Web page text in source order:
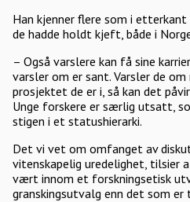
Han kjenner flere som i etterkant
de hadde holdt kjeft, både i
– Også varslere kan få sine
varsler om er sant. Varsler de
prosjektet de er i, så kan det
Unge forskere er særlig utsatt,
stigen i et statushierarki.
Det vi vet om omfanget av
vitenskapelig uredelighet, tilsier
vært innom et forskningsetisk
granskingsutvalg enn det som